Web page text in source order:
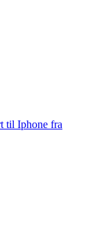
til Iphone fra